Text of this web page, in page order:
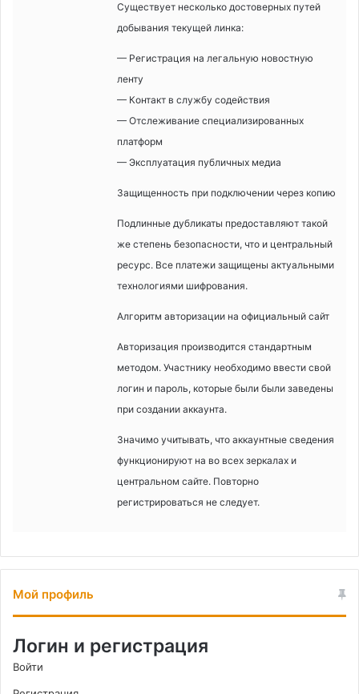
Существует несколько достоверных путей
добывания текущей линка:
— Регистрация на легальную новостную
ленту
— Контакт в службу содействия
— Отслеживание специализированных
платформ
— Эксплуатация публичных медиа
Защищенность при подключении через копию
Подлинные дубликаты предоставляют такой
же степень безопасности, что и центральный
ресурс. Все платежи защищены актуальными
технологиями шифрования.
Алгоритм авторизации на официальный сайт
Авторизация производится стандартным
методом. Участнику необходимо ввести свой
логин и пароль, которые были были заведены
при создании аккаунта.
Значимо учитывать, что аккаунтные сведения
функционируют на во всех зеркалах и
центральном сайте. Повторно
регистрироваться не следует.
Мой профиль
Логин и регистрация
Войти